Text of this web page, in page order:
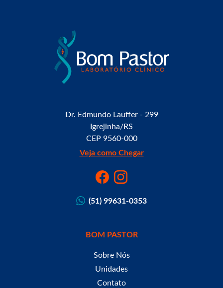
Dr. Edmundo Lauffer - 299
Igrejinha/RS
CEP 9560-000
Veja como Chegar
(51) 99631-0353
BOM PASTOR
Sobre Nós
Unidades
Contato